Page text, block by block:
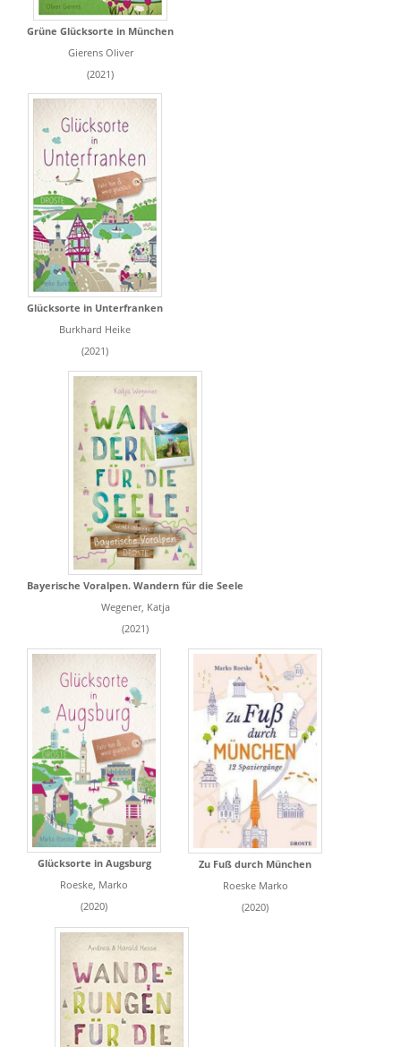
Grüne Glücksorte in München
Gierens Oliver
(2021)
Glücksorte in Unterfranken
Burkhard Heike
(2021)
Bayerische Voralpen. Wandern für die Seele
Wegener, Katja
(2021)
Glücksorte in Augsburg
Roeske, Marko
(2020)
Zu Fuß durch München
Roeske Marko
(2020)